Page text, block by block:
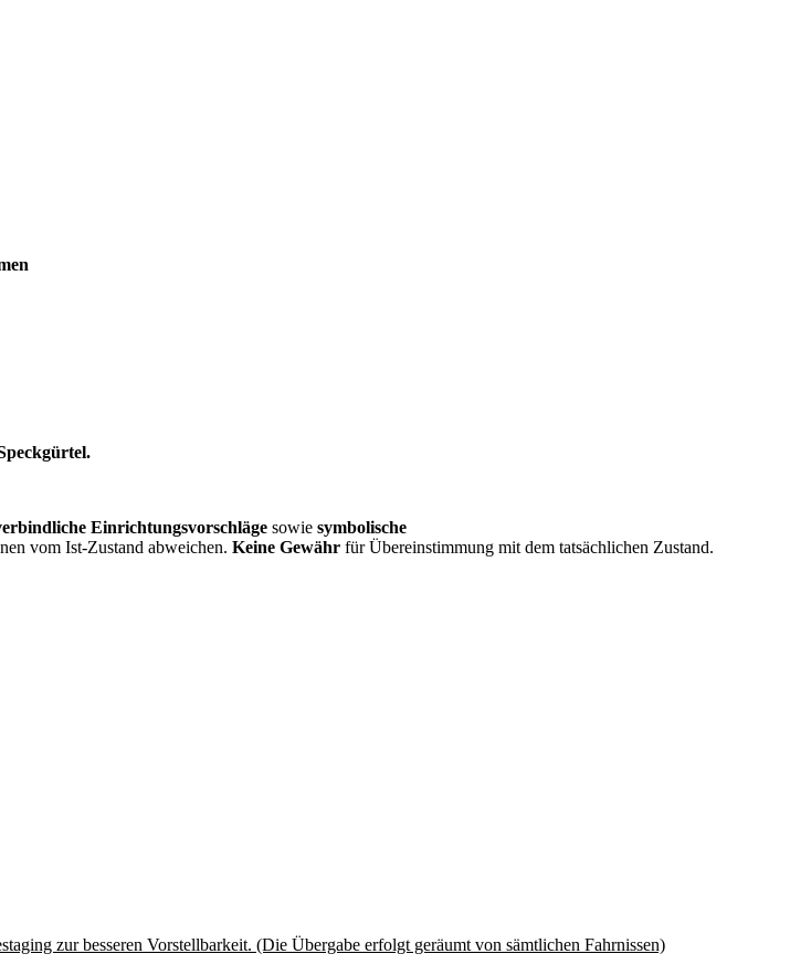
Einrichtungsvorschläge sowie symbolische
vom Ist-Zustand abweichen. Keine Gewähr für Übereinstimmung mit dem tatsächlichen Zustand.
zur besseren Vorstellbarkeit. (Die Übergabe erfolgt geräumt von sämtlichen Fahrnissen)